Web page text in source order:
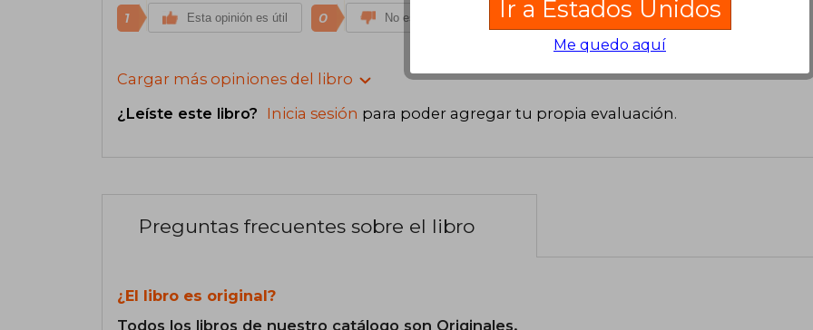
1 Esta opinión es útil 0 No es útil
Cargar más opiniones del libro
¿Leíste este libro? Inicia sesión para poder agregar tu propia evaluación.
Preguntas frecuentes sobre el libro
¿El libro es original?
Todos los libros de nuestro catálogo son Originales.
Ir a Estados Unidos
Me quedo aquí